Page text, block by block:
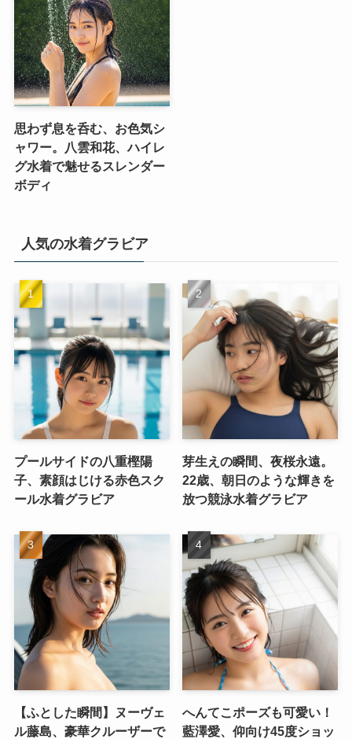
思わず息を呑む、お色気シ
ャワー。八雲和花、ハイレ
グ水着で魅せるスレンダー
ボディ
人気の水着グラビア
プールサイドの八重樫陽
子、素顔はじける赤色スク
ール水着グラビア
芽生えの瞬間、夜桜永遠。
22歳、朝日のような輝きを
放つ競泳水着グラビア
【ふとした瞬間】ヌーヴェ
ル藤島、豪華クルーザーで
へんてこポーズも可愛い！
藍澤愛、仰向け45度ショッ